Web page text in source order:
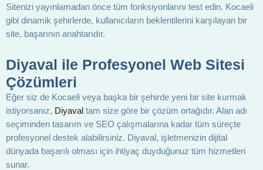
Sitenizi yayınlamadan önce tüm fonksiyonlarını test edin. Kocaeli
gibi dinamik şehirlerde, kullanıcıların beklentilerini karşılayan bir
site, başarının anahtarıdır.
Diyaval ile Profesyonel Web Sitesi
Çözümleri
Eğer siz de Kocaeli veya başka bir şehirde yeni bir site kurmak
istiyorsanız, Diyaval tam size göre bir çözüm ortağıdır. Alan adı
seçiminden tasarım ve SEO çalışmalarına kadar tüm süreçte
profesyonel destek alabilirsiniz. Diyaval, işletmenizin dijital
dünyada başarılı olması için ihtiyaç duyduğunuz tüm hizmetleri
sunar.